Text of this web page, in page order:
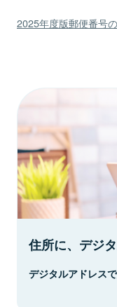
2025年度版郵便番号
住所に、デジ
デジタルアドレス